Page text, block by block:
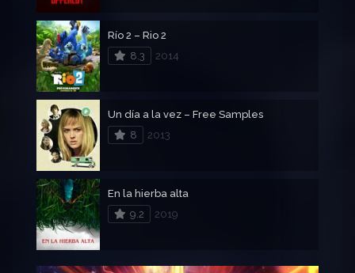
Río 2 – Rio 2
8.3
2014
Un día a la vez – Free Samples
8
2013
En la hierba alta
9.2
2019